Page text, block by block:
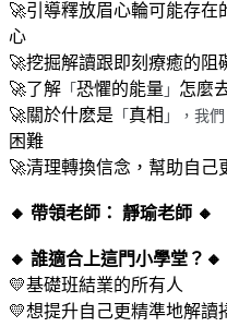
🚀引導釋放眉心輪可能存在
心
🚀挖掘解讀跟即刻療癒的阻
🚀了解 「恐懼的能量」 怎麼
🚀關於什麽是 「 真相 」，我們
困難
🚀清理轉換信念，幫助自己
🔸 帶領老師： 靜瑜老師 🔸
🔸 誰適合上這門小學堂？🔸
💛基礎班結業的所有人
💛想提升自己更精準地解讀